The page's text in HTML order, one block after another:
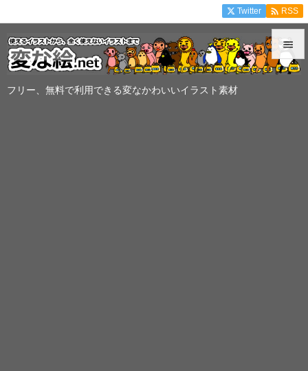
フリー、無料で利用できる変なかわいいイラスト素材


Twitter  RSS